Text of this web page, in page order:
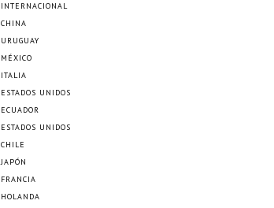
INTERNACIONAL
CHINA
URUGUAY
MÉXICO
ITALIA
ESTADOS UNIDOS
ECUADOR
ESTADOS UNIDOS
CHILE
JAPÓN
FRANCIA
HOLANDA